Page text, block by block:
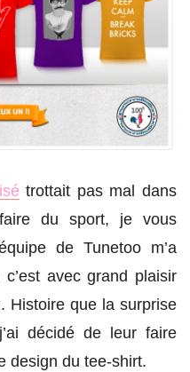
trottait pas mal dans
du sport, je vous
de Tunetoo m’a
avec grand plaisir
Histoire que la surprise
décidé de leur faire
design du tee-shirt.